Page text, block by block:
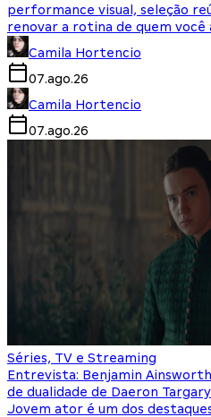
performance visual, seleção
renovar a rotina de quem você
Camila Hortencio
07.ago.26
Camila Hortencio
07.ago.26
Séries, TV e Streaming
Entrevista: Benjamin
de dualidade de Daeron
Jovem ator é um dos